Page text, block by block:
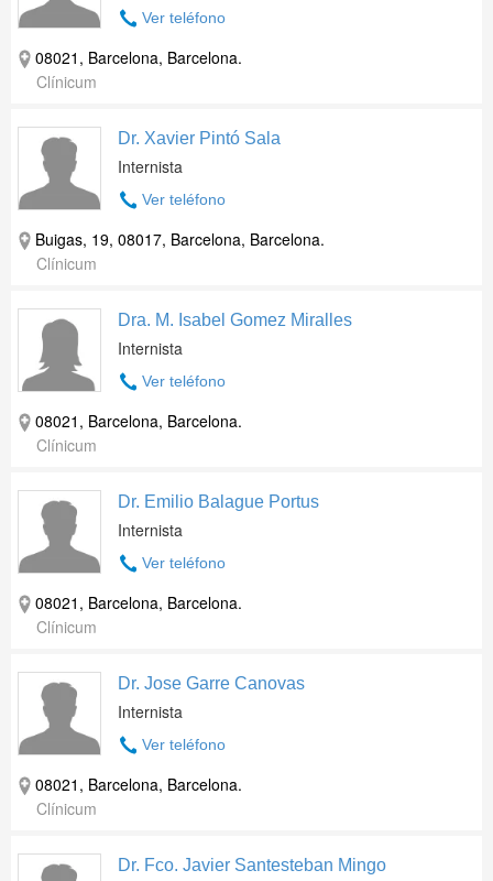
Ver teléfono
08021, Barcelona, Barcelona.
Clínicum
Dr. Xavier Pintó Sala
Internista
Ver teléfono
Buigas, 19, 08017, Barcelona, Barcelona.
Clínicum
Dra. M. Isabel Gomez Miralles
Internista
Ver teléfono
08021, Barcelona, Barcelona.
Clínicum
Dr. Emilio Balague Portus
Internista
Ver teléfono
08021, Barcelona, Barcelona.
Clínicum
Dr. Jose Garre Canovas
Internista
Ver teléfono
08021, Barcelona, Barcelona.
Clínicum
Dr. Fco. Javier Santesteban Mingo